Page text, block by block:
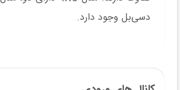
دسی‌بل وجود دارد.